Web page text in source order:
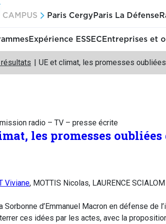
CAMPUS Paris Cergy Paris La Défense
Expérience ESSEC Entreprises et
UE et climat, les promesses oubliées
radio – TV – presse écrite
les promesses
Viviane, MOTTIS Nicolas, LAURENCE
Sorbonne d’Emmanuel Macron en défense de
ces idées par les actes, avec la